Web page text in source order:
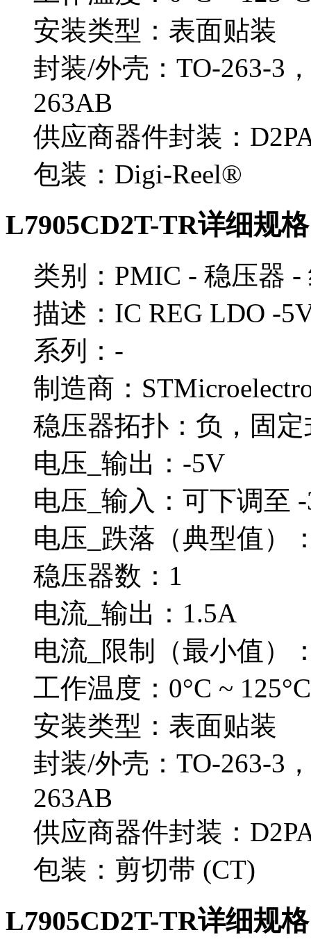
安装类型：表面贴装
封装/外壳：TO-263-3
263AB
供应商器件封装：
包装：Digi-Reel®
L7905CD2T-TR详细规格
类别：PMIC - 稳压器 -
描述：IC REG LDO -
系列：-
制造商：
稳压器拓扑：负，固定
电压_输出：-5V
电压_输入：可下调至
电压_跌落（典型值）
稳压器数：1
电流_输出：1.5A
电流_限制（最小值）
工作温度：0°C ~ 125°C
安装类型：表面贴装
封装/外壳：TO-263-3
263AB
供应商器件封装：
包装：剪切带 (CT)
L7905CD2T-TR详细规格